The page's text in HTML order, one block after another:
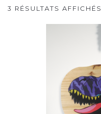
3 RÉSULTATS AFFICHÉS